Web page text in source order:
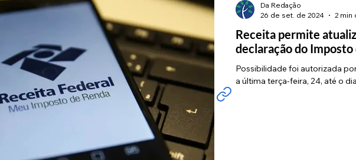
Receita permite
declaração do Imposto
Possibilidade foi autorizada
a última terça-feira, 24, até o
Da Redação
26 de set. de 2024
2 min